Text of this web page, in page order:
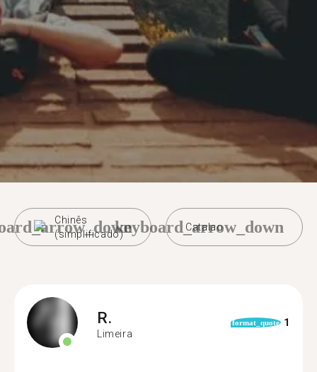
Chinês
(simplificado)
Catalao
keyboard_arrow_down
R.
Limeira
format_quote 1